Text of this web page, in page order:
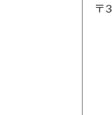
〒